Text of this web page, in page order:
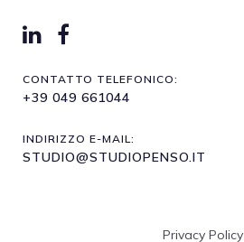
CONTATTO TELEFONICO:
+39 049 661044
INDIRIZZO E-MAIL:
STUDIO@STUDIOPENSO.IT
Privacy Policy